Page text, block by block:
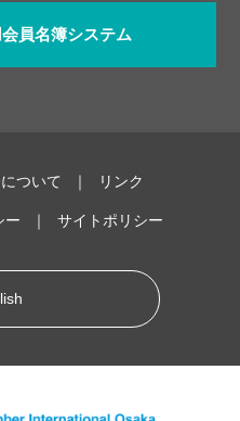
員名簿システム
ついて リンク
ー サイトポリシー